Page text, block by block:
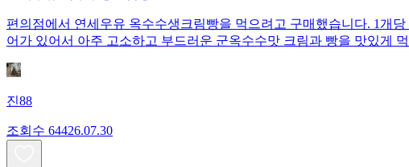
편의점에서 연세우유 옥수수생크림빵을 먹으려고 구매했습니다. 1개당
어가 있어서 아주 고소하고 부드러운 군옥수수맛 크림과 빵을 맛있게
진88
조회수 64426.07.30